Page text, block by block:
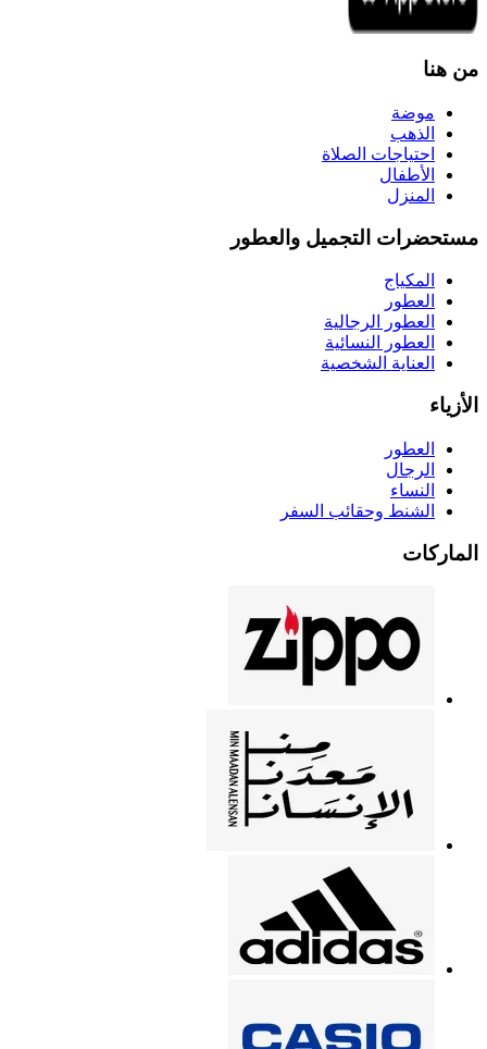
من هنا
موضة
الذهب
احتياجات الصلاة
الأطفال
المنزل
مستحضرات التجميل والعطور
المكياج
العطور
العطور الرجالية
العطور النسائية
العناية الشخصية
الأزياء
العطور
الرجال
النساء
الشنط وحقائب السفر
الماركات